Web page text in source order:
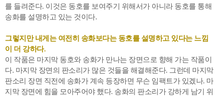
를 들려준다. 이것은 동호를 보여주기 위해서가 아니라 동호를 통해
송화를 설명하고 있는 것이다.
그렇지만 내게는 여전히 송화보다는 동호를 설명하고 있다는 느낌
이 더 강하다.
이 작품은 마지막 동호와 송화가 만나는 장면으로 향해 가는 작품이
다. 마지막 장면의 판소리가 많은 것들을 해결해준다. 그런데 마지막
판소리 장면 직전에 송화가 계속 등장하면 무슨 임팩트가 있겠나. 마
지막 장면에 힘을 모아주어야 했다. 송화의 판소리가 강하게 남기 위